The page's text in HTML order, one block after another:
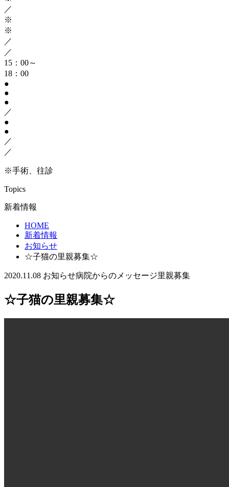
／
※
※
／
／
15：00～
18：00
●
●
●
／
●
●
／
／
※手術、往診
Topics
新着情報
HOME
新着情報
お知らせ
☆子猫の里親募集☆
2020.11.08 お知らせ病院からのメッセージ里親募集
☆子猫の里親募集☆